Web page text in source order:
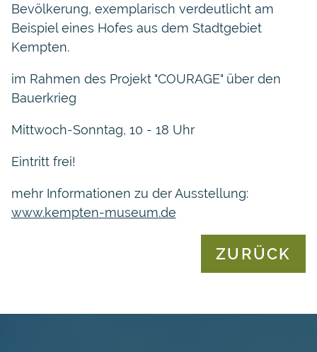
Bevölkerung, exemplarisch verdeutlicht am
Beispiel eines Hofes aus dem Stadtgebiet
Kempten.
im Rahmen des Projekt "COURAGE" über den
Bauerkrieg
Mittwoch-Sonntag, 10 - 18 Uhr
Eintritt frei!
mehr Informationen zu der Ausstellung:
www.kempten-museum.de
ZURÜCK